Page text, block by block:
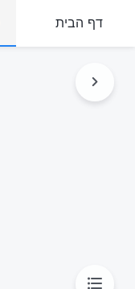
דף הבית